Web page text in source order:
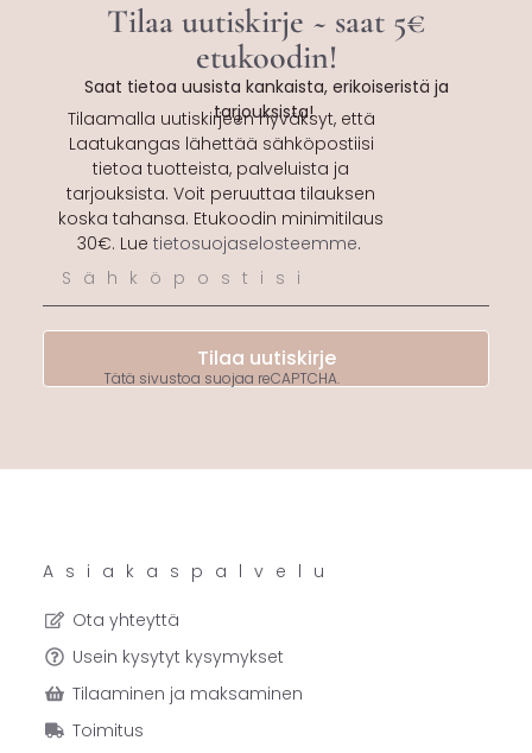
Tilaa uutiskirje ~ saat 5€
etukoodin!
Saat tietoa uusista kankaista, erikoiseristä ja
tarjouksista!
Tilaamalla uutiskirjeen hyväksyt, että
Laatukangas lähettää sähköpostiisi
tietoa tuotteista, palveluista ja
tarjouksista. Voit peruuttaa tilauksen
koska tahansa. Etukoodin minimitilaus
30€. Lue tietosuojaselosteemme.
Tilaa uutiskirje
Tätä sivustoa suojaa reCAPTCHA.
Asiakaspalvelu
Ota yhteyttä
Usein kysytyt kysymykset
Tilaaminen ja maksaminen
Toimitus